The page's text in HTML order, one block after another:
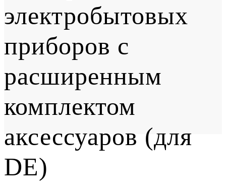
электробытовых
приборов с
расширенным
комплектом
аксессуаров (для
DE)